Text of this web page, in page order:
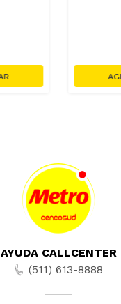
AYUDA CALLCENTER
(511) 613-8888